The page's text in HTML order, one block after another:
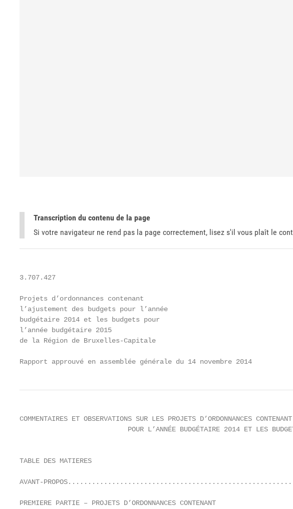
Transcription du contenu de la page
Si votre navigateur ne rend pas la page correctement, lisez s'il vous plaît le
3.707.427
Projets d’ordonnances contenant
l’ajustement des budgets pour l’année
budgétaire 2014 et les budgets pour
l’année budgétaire 2015
de la Région de Bruxelles‐Capitale
Rapport approuvé en assemblée générale du 14 novembre 2014
COMMENTAIRES ET OBSERVATIONS SUR LES PROJETS D’ORDONNANCES
POUR L’ANNÉE BUDGÉTAIRE 2014 ET LES
TABLE DES MATIERES
PREMIERE PARTIE – PROJETS D’ORDONNANCES CONTENANT